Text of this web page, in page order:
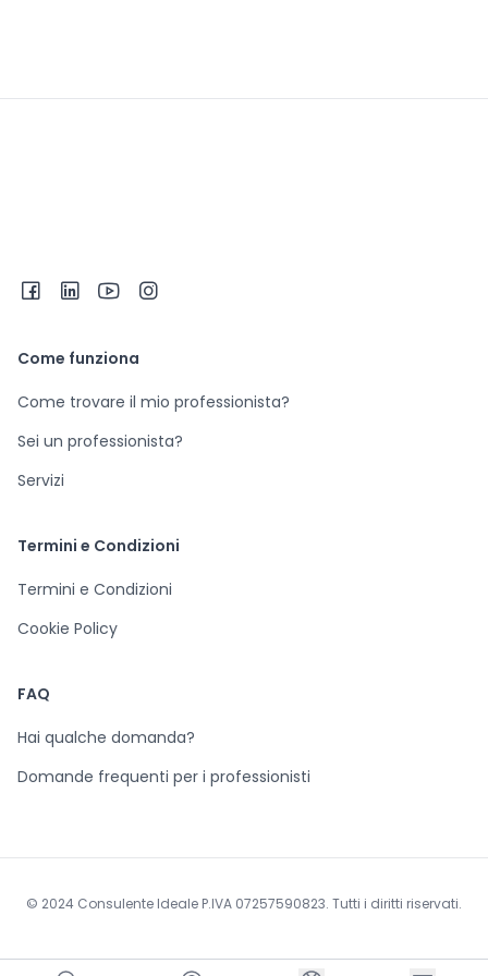
Come funziona
Come trovare il mio professionista?
Sei un professionista?
Servizi
Termini e Condizioni
Termini e Condizioni
Cookie Policy
FAQ
Hai qualche domanda?
Domande frequenti per i professionisti
© 2024 Consulente Ideale P.IVA 07257590823. Tutti i diritti riservati.